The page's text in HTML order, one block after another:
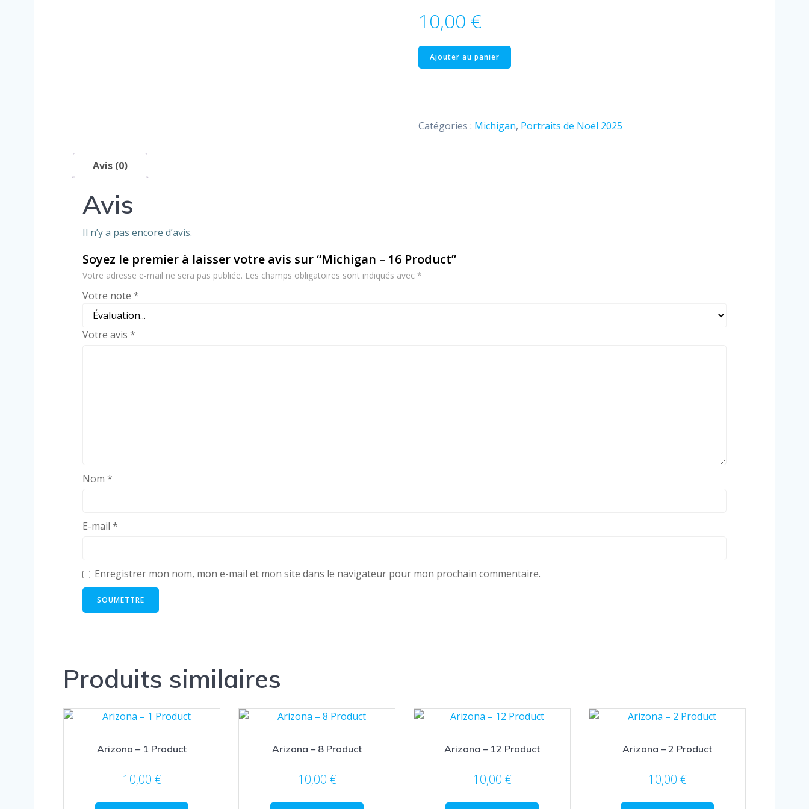
10,00 €
quantité
de
Product
Ajouter au panier
Catégories : Michigan, Portraits de Noël 2025
Avis (0)
Avis
Il n’y a pas encore d’avis.
Soyez le premier à laisser votre avis sur “Michigan – 16 Product”
Votre adresse e-mail ne sera pas publiée. Les champs obligatoires sont indiqués avec *
Votre note *
Votre avis *
Nom *
E-mail *
Enregistrer mon nom, mon e-mail et mon site dans le navigateur pour mon prochain commentaire.
Produits similaires
Arizona – 1 Product
10,00 €
Arizona – 8 Product
10,00 €
Arizona – 12 Product
10,00 €
Arizona – 2 Product
10,00 €